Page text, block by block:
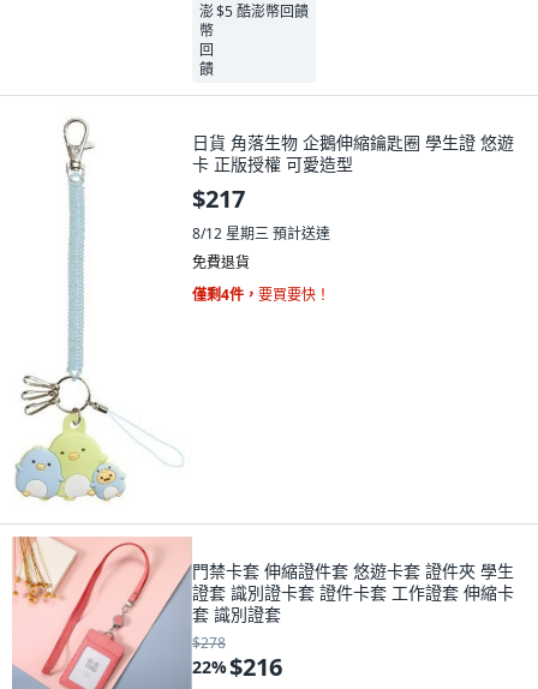
$5 酷澎幣回饋
日貨 角落生物 企鵝伸縮鑰匙圈 學生證 悠遊
卡 正版授權 可愛造型
$217
8/12 星期三預計送達
免費退貨
僅剩4件， 要買要快！
門禁卡套 伸縮證件套 悠遊卡套 證件夾 學生
證套 識別證卡套 證件卡套 工作證套 伸縮卡
套 識別證套
$278
22%$216